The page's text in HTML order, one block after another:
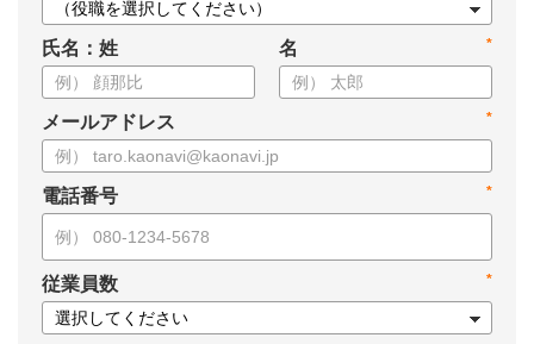
氏名：姓 *
名
*
メールアドレス
*
電話番号
*
従業員数